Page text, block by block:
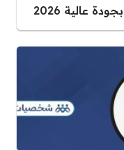
عالية 2026